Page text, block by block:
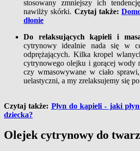
stosowany zmniejszy ich
nawilży skórki. Czytaj także:
dłonie
Do relaksujących kąpieli i
cytrynowy idealnie nada się w
odprężających. Kilka kropel
cytrynowego olejku i gorącej wody
czy wmasowywane w ciało
uelastyczni, a my zrelaksujemy się
Czytaj także: Płyn do kąpieli - jaki
dziecka?
Olejek cytrynowy do